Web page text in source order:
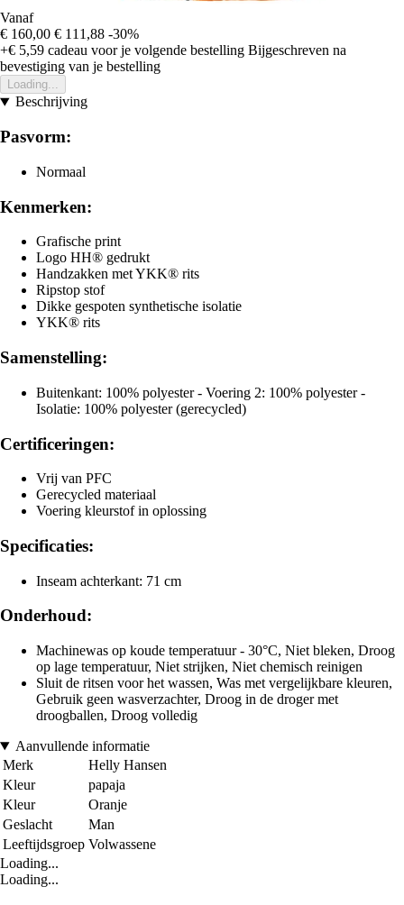
Vanaf
€ 160,00 € 111,88 -30%
+€ 5,59 cadeau voor je volgende bestelling Bijgeschreven na
bevestiging van je bestelling
Loading...
Beschrijving
Pasvorm:
Normaal
Kenmerken:
Grafische print
Logo HH® gedrukt
Handzakken met YKK® rits
Ripstop stof
Dikke gespoten synthetische isolatie
YKK® rits
Samenstelling:
Buitenkant: 100% polyester - Voering 2: 100% polyester -
Isolatie: 100% polyester (gerecycled)
Certificeringen:
Vrij van PFC
Gerecycled materiaal
Voering kleurstof in oplossing
Specificaties:
Inseam achterkant: 71 cm
Onderhoud:
Machinewas op koude temperatuur - 30°C, Niet bleken, Droog
op lage temperatuur, Niet strijken, Niet chemisch reinigen
Sluit de ritsen voor het wassen, Was met vergelijkbare kleuren,
Gebruik geen wasverzachter, Droog in de droger met
droogballen, Droog volledig
Aanvullende informatie
Merk
Helly Hansen
Kleur
papaja
Kleur
Oranje
Geslacht
Man
Leeftijdsgroep Volwassene
Loading...
Loading...